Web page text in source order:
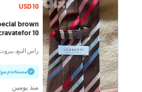
USD 10
brown
10
راس النبع,
مستخدم
منذ يومين